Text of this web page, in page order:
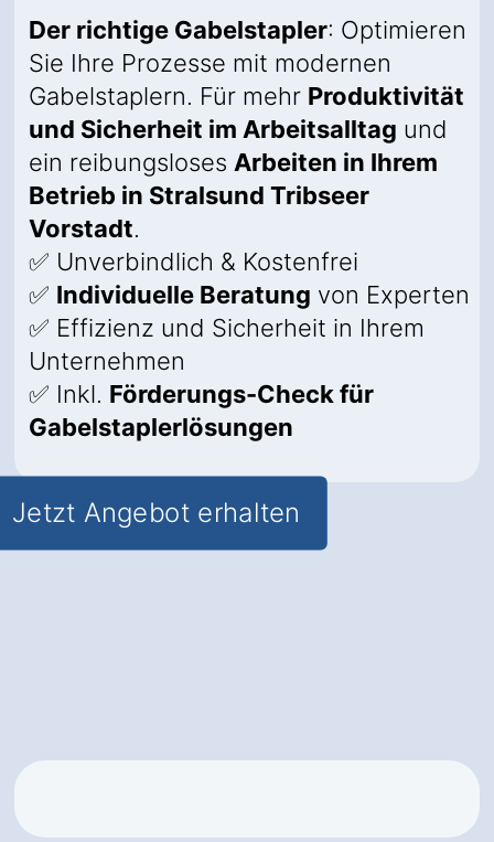
Der richtige Gabelstapler: Optimieren
Sie Ihre Prozesse mit modernen
Gabelstaplern. Für mehr Produktivität
und Sicherheit im Arbeitsalltag und
ein reibungsloses Arbeiten in Ihrem
Betrieb in Stralsund Tribseer
Vorstadt.
✅ Unverbindlich & Kostenfrei
✅ Individuelle Beratung von Experten
✅ Effizienz und Sicherheit in Ihrem
Unternehmen
✅ Inkl. Förderungs-Check für
Gabelstaplerlösungen
Jetzt Angebot erhalten